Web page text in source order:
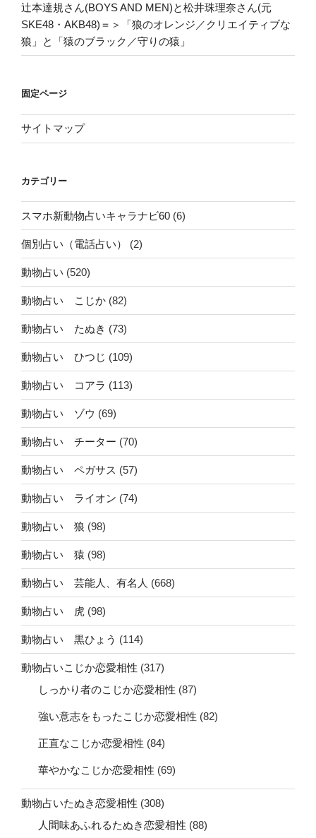
辻本達規さん(BOYS AND MEN)と松井珠理奈さん(元
SKE48・AKB48)＝＞「狼のオレンジ／クリエイティブな
狼」と「猿のブラック／守りの猿」
固定ページ
サイトマップ
カテゴリー
スマホ新動物占いキャラナビ60 (6)
個別占い（電話占い） (2)
動物占い (520)
動物占い こじか (82)
動物占い たぬき (73)
動物占い ひつじ (109)
動物占い コアラ (113)
動物占い ゾウ (69)
動物占い チーター (70)
動物占い ペガサス (57)
動物占い ライオン (74)
動物占い 狼 (98)
動物占い 猿 (98)
動物占い 芸能人、有名人 (668)
動物占い 虎 (98)
動物占い 黒ひょう (114)
動物占いこじか恋愛相性 (317)
しっかり者のこじか恋愛相性 (87)
強い意志をもったこじか恋愛相性 (82)
正直なこじか恋愛相性 (84)
華やかなこじか恋愛相性 (69)
動物占いたぬき恋愛相性 (308)
人間味あふれるたぬき恋愛相性 (88)